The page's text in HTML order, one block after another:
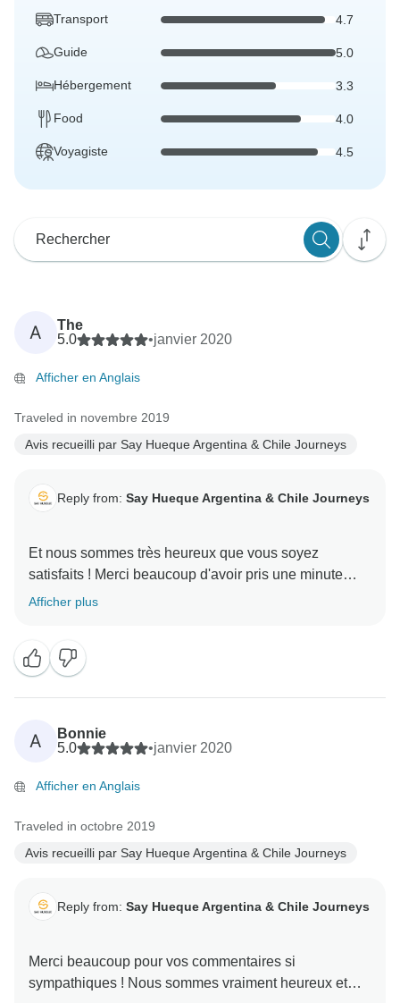
Transport 4.7
Guide 5.0
Hébergement 3.3
Food 4.0
Voyagiste 4.5
A
The
5.0
•janvier 2020
Afficher en Anglais
Traveled in novembre 2019
Avis recueilli par Say Hueque Argentina & Chile Journeys
Reply from: Say Hueque Argentina & Chile Journeys
Et nous sommes très heureux que vous soyez
satisfaits ! Merci beaucoup d'avoir pris une minute
Afficher plus
A
Bonnie
5.0
•janvier 2020
Afficher en Anglais
Traveled in octobre 2019
Avis recueilli par Say Hueque Argentina & Chile Journeys
Reply from: Say Hueque Argentina & Chile Journeys
Merci beaucoup pour vos commentaires si
sympathiques ! Nous sommes vraiment heureux et